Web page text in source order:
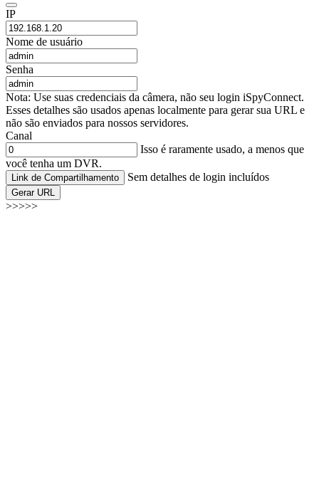
IP
Nome de usuário
Senha
Nota: Use suas credenciais da câmera, não seu login iSpyConnect.
Esses detalhes são usados apenas localmente para gerar sua URL e
não são enviados para nossos servidores.
Canal
Isso é raramente usado, a menos que
você tenha um DVR.
Link de Compartilhamento Sem detalhes de login incluídos
Gerar URL
>>>>>